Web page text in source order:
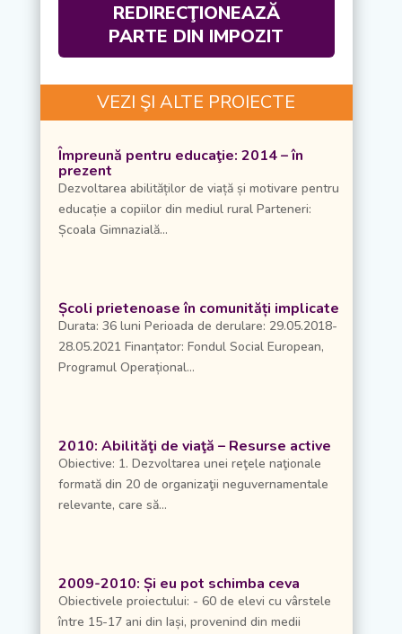
REDIRECŢIONEAZĂ
PARTE DIN IMPOZIT
VEZI ŞI ALTE PROIECTE
Împreună pentru educaţie: 2014 – în
prezent
Dezvoltarea abilităților de viață și motivare pentru
educație a copiilor din mediul rural Parteneri:
Școala Gimnazială...
Școli prietenoase în comunități implicate
Durata: 36 luni Perioada de derulare: 29.05.2018-
28.05.2021 Finanțator: Fondul Social European,
Programul Operațional...
2010: Abilităţi de viaţă – Resurse active
Obiective: 1. Dezvoltarea unei reţele naţionale
formată din 20 de organizaţii neguvernamentale
relevante, care să...
2009-2010: Și eu pot schimba ceva
Obiectivele proiectului: - 60 de elevi cu vârstele
între 15-17 ani din Iași, provenind din medii